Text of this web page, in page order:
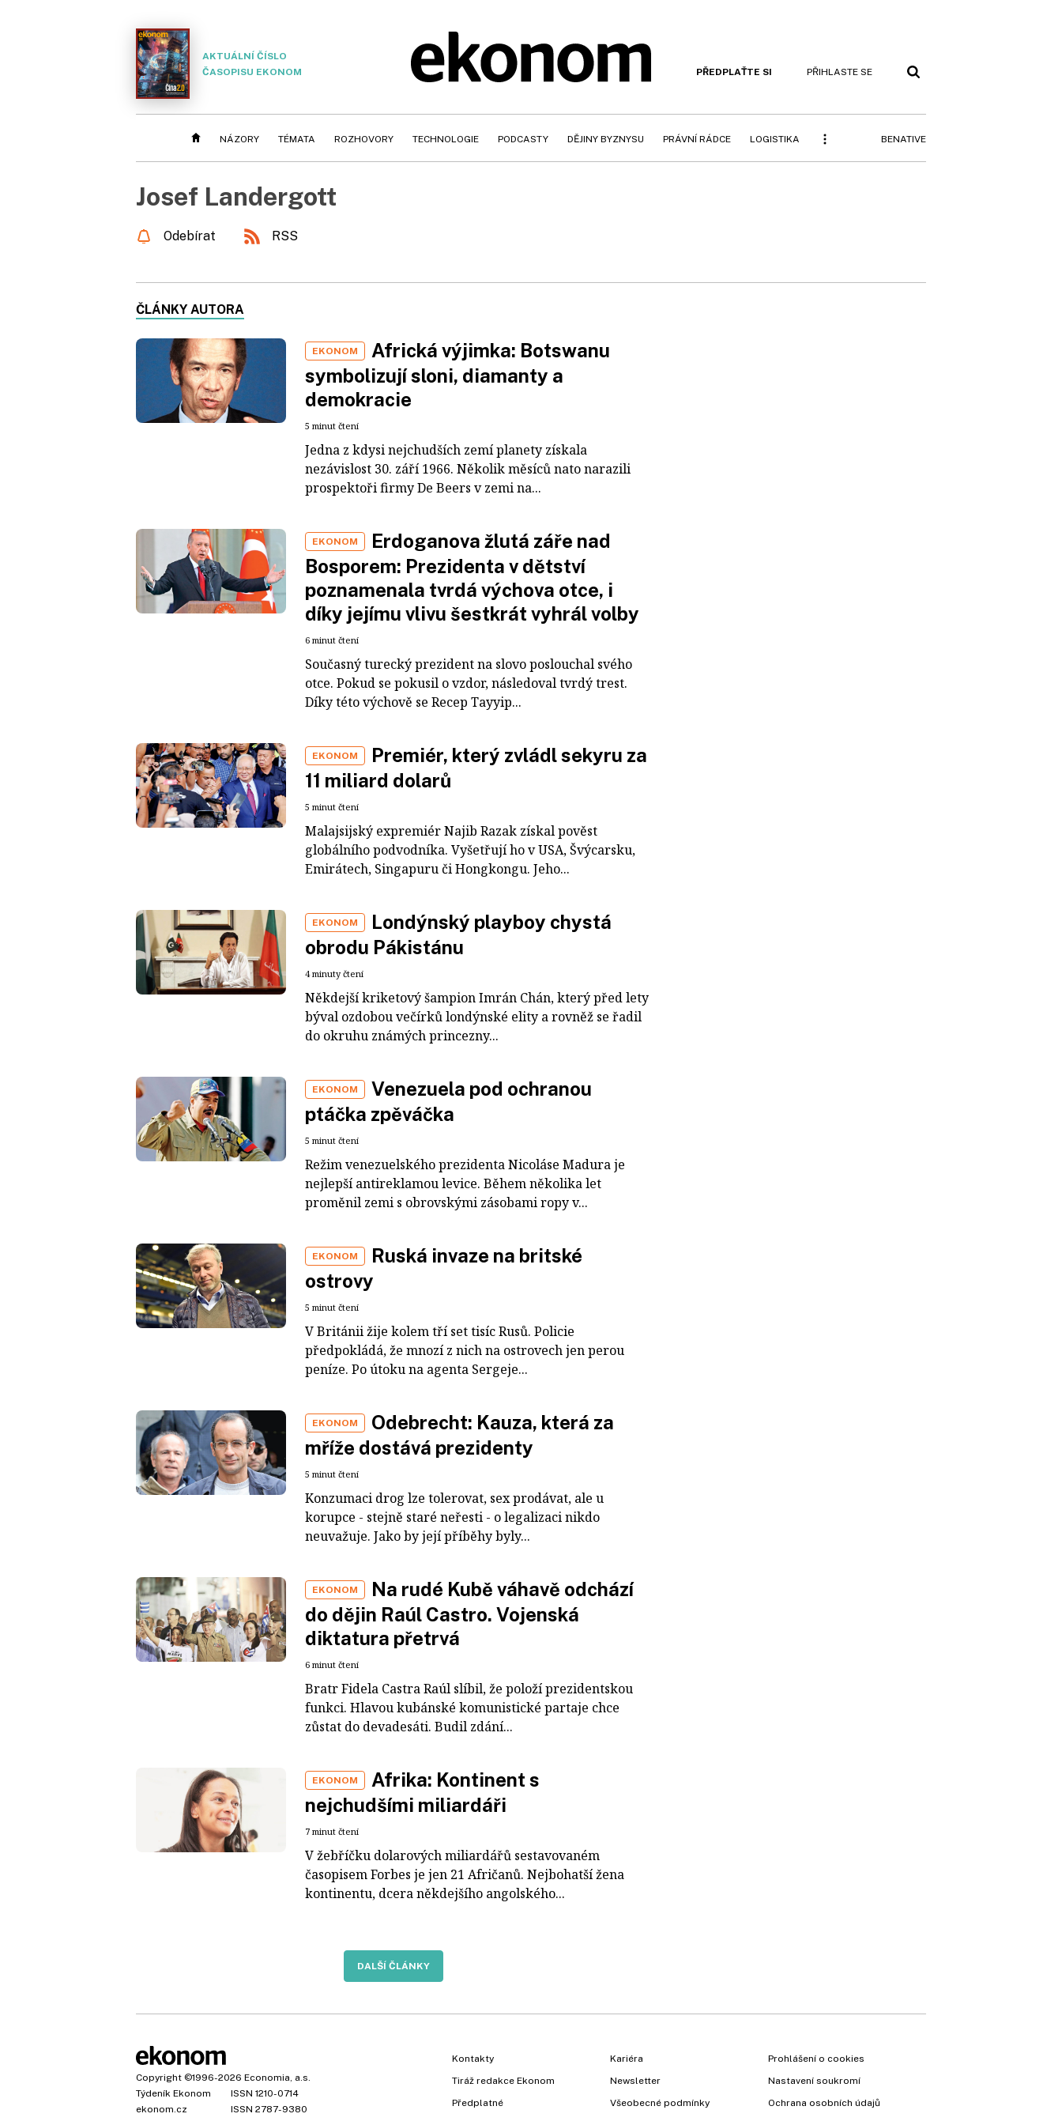
AKTUÁLNÍ ČÍSLO
ČASOPISU EKONOM
PŘEDPLAŤTE SI PŘIHLASTE SE
NÁZORY TÉMATA ROZHOVORY TECHNOLOGIE PODCASTY DĚJINY BYZNYSU PRÁVNÍ RÁDCE LOGISTIKA BENATIVE
Josef Landergott
Odebírat RSS
ČLÁNKY AUTORA
EKONOM
Africká výjimka: Botswanu
symbolizují sloni, diamanty a
demokracie
5 minut čtení
Jedna z kdysi nejchudších zemí planety získala
nezávislost 30. září 1966. Několik měsíců nato narazili
prospektoři firmy De Beers v zemi na...
EKONOM
Erdoganova žlutá záře nad
Bosporem: Prezidenta v dětství
poznamenala tvrdá výchova otce, i
díky jejímu vlivu šestkrát vyhrál volby
6 minut čtení
Současný turecký prezident na slovo poslouchal svého
otce. Pokud se pokusil o vzdor, následoval tvrdý trest.
Díky této výchově se Recep Tayyip...
EKONOM
Premiér, který zvládl sekyru za
11 miliard dolarů
5 minut čtení
Malajsijský expremiér Najib Razak získal pověst
globálního podvodníka. Vyšetřují ho v USA, Švýcarsku,
Emirátech, Singapuru či Hongkongu. Jeho...
EKONOM
Londýnský playboy chystá
obrodu Pákistánu
4 minuty čtení
Někdejší kriketový šampion Imrán Chán, který před lety
býval ozdobou večírků londýnské elity a rovněž se řadil
do okruhu známých princezny...
EKONOM
Venezuela pod ochranou
ptáčka zpěváčka
5 minut čtení
Režim venezuelského prezidenta Nicoláse Madura je
nejlepší antireklamou levice. Během několika let
proměnil zemi s obrovskými zásobami ropy v...
EKONOM
Ruská invaze na britské
ostrovy
5 minut čtení
V Británii žije kolem tří set tisíc Rusů. Policie
předpokládá, že mnozí z nich na ostrovech jen perou
peníze. Po útoku na agenta Sergeje...
EKONOM
Odebrecht: Kauza, která za
mříže dostává prezidenty
5 minut čtení
Konzumaci drog lze tolerovat, sex prodávat, ale u
korupce - stejně staré neřesti - o legalizaci nikdo
neuvažuje. Jako by její příběhy byly...
EKONOM
Na rudé Kubě váhavě odchází
do dějin Raúl Castro. Vojenská
diktatura přetrvá
6 minut čtení
Bratr Fidela Castra Raúl slíbil, že položí prezidentskou
funkci. Hlavou kubánské komunistické partaje chce
zůstat do devadesáti. Budil zdání...
EKONOM
Afrika: Kontinent s
nejchudšími miliardáři
7 minut čtení
V žebříčku dolarových miliardářů sestavovaném
časopisem Forbes je jen 21 Afričanů. Nejbohatší žena
kontinentu, dcera někdejšího angolského...
DALŠÍ ČLÁNKY
Copyright ©1996-2026 Economia, a.s.
Týdeník Ekonom
ISSN 1210-0714
ekonom.cz
ISSN 2787-9380
Kontakty
Tiráž redakce Ekonom
Předplatné
Kariéra
Newsletter
Všeobecné podmínky
Prohlášení o cookies
Nastavení soukromí
Ochrana osobních údajů